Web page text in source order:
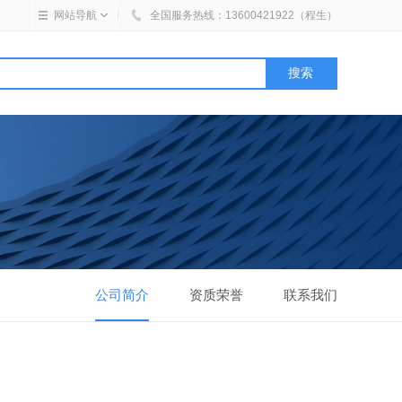
网站导航 全国 服务热线： 13600421922（程生）
公司简介 资质荣誉 联系我们